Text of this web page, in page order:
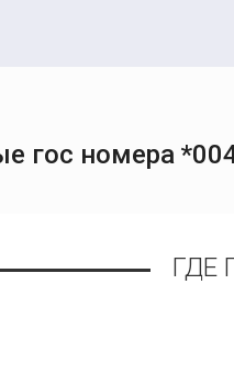
гос номера
ГДЕ